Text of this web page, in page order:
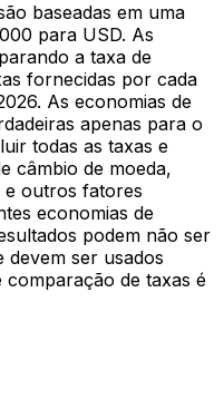
baseadas em uma
para USD. As
a taxa de
fornecidas por cada
As economias de
apenas para o
todas as taxas e
câmbio de moeda,
e outros fatores
economias de
podem não ser
devem ser usados
comparação de taxas é